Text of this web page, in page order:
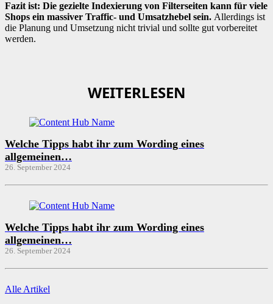
Fazit ist: Die gezielte Indexierung von Filterseiten kann für viele
Shops ein massiver Traffic- und Umsatzhebel sein. Allerdings ist
die Planung und Umsetzung nicht trivial und sollte gut vorbereitet
werden.
WEITERLESEN
Welche Tipps habt ihr zum Wording eines
allgemeinen…
26. September 2024
Welche Tipps habt ihr zum Wording eines
allgemeinen…
26. September 2024
Alle Artikel